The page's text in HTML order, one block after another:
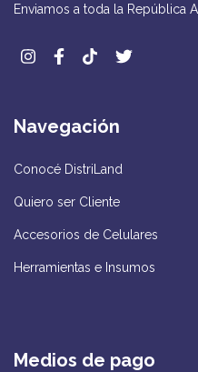
Enviamos a toda la República
Navegación
Conocé DistriLand
Quiero ser Cliente
Accesorios de Celulares
Herramientas e Insumos
Medios de pago